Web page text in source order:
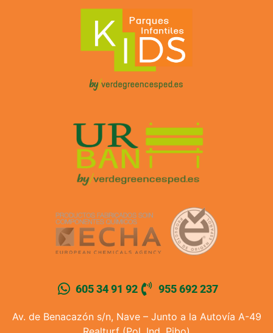
605 34 91 92 955 692 237
Av. de Benacazón s/n, Nave – Junto a la Autovía A-49